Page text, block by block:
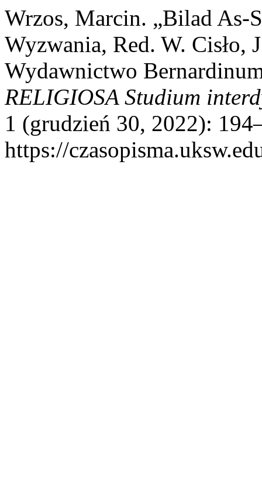
Wrzos, Marcin. „Bilad As-
Wyzwania, Red. W. Cisło,
Wydawnictwo
RELIGIOSA Studium
1 (grudzień 30, 2022):
https://